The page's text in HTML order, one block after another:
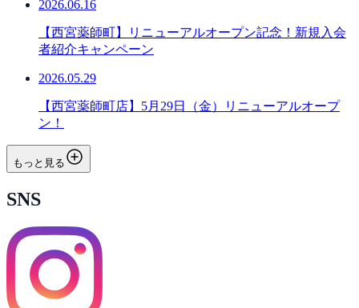
2026.06.16
【西宮薬師町】リニューアルオープン記念！新規入会
者紹介キャンペーン
2026.05.29
【西宮薬師町店】5月29日（金）リニューアルオープ
ン！
もっと見る
SNS